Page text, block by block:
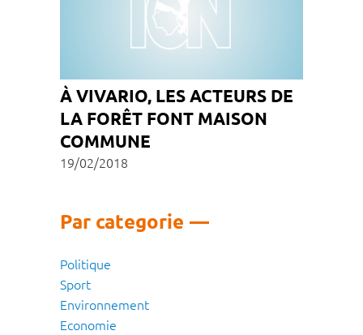
À VIVARIO, LES ACTEURS DE
LA FORÊT FONT MAISON
COMMUNE
19/02/2018
Par categorie
Politique
Sport
Environnement
Economie